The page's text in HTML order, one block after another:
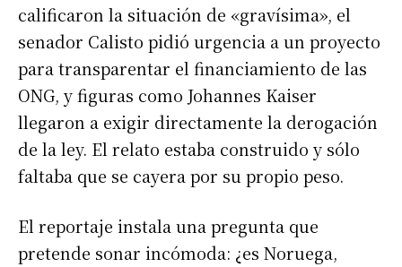
calificaron la situación de «gravísima», el
senador Calisto pidió urgencia a un proyecto
para transparentar el financiamiento de las
ONG, y figuras como Johannes Kaiser
llegaron a exigir directamente la derogación
de la ley. El relato estaba construido y sólo
faltaba que se cayera por su propio peso.
El reportaje instala una pregunta que
pretende sonar incómoda: ¿es Noruega,